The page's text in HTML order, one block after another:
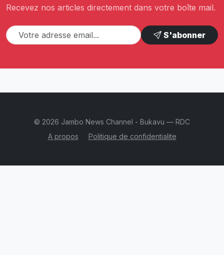
Recevez nos articles directement dans votre boîte mail.
S'abonner
© 2026 Jambo News Channel - Bukavu — RDC
A propos
Politique de confidentialite